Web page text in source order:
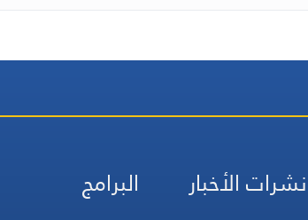
نشرات الأخبار البرامج